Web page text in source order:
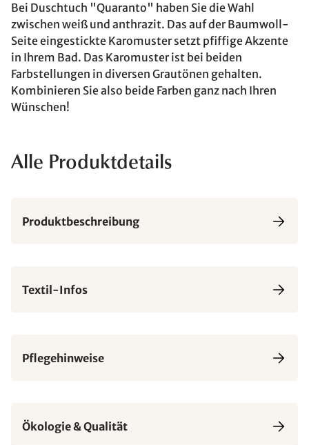
Bei Duschtuch "Quaranto" haben Sie die Wahl
zwischen weiß und anthrazit. Das auf der Baumwoll-
Seite eingestickte Karomuster setzt pfiffige Akzente
in Ihrem Bad. Das Karomuster ist bei beiden
Farbstellungen in diversen Grautönen gehalten.
Kombinieren Sie also beide Farben ganz nach Ihren
Wünschen!
Alle Produktdetails
Produktbeschreibung
Textil-Infos
Pflegehinweise
Ökologie & Qualität